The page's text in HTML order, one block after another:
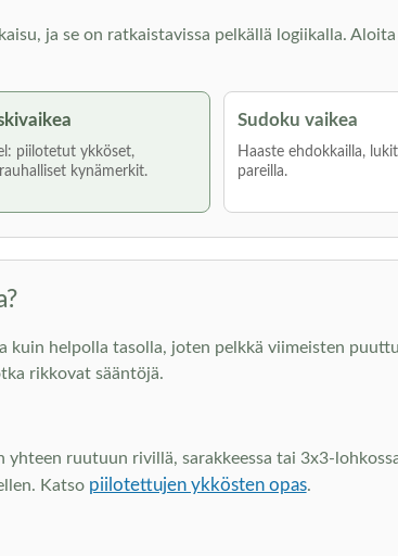
ja se on ratkaistavissa pelkällä logiikalla.
piilotetut ykköset,
kynämerkit.
Sudoku vaikea
Haaste ehdokkailla,
pareilla.
kuin helpolla tasolla, joten pelkkä viimeisten
rikkovat sääntöjä.
ruutuun rivillä, sarakkeessa tai 3x3-
Katso piilotettujen ykkösten opas.